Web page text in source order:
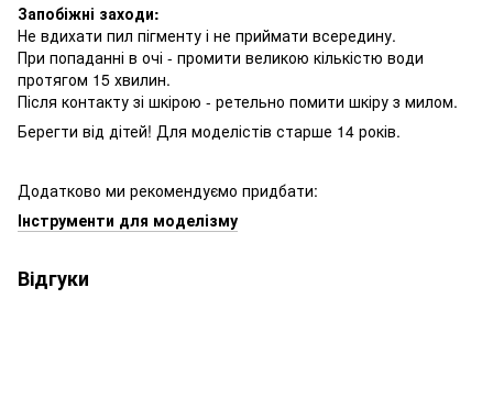
Запобіжні заходи:
Не вдихати пил пігменту і не приймати всередину.
При попаданні в очі - промити великою кількістю води
протягом 15 хвилин.
Після контакту зі шкірою - ретельно помити шкіру з милом.
Берегти від дітей! Для моделістів старше 14 років.
Додатково ми рекомендуємо придбати:
Інструменти для моделізму
Відгуки